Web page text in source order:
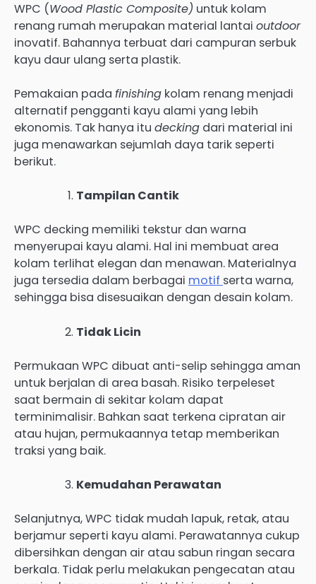
WPC (Wood Plastic Composite) untuk kolam
renang rumah merupakan material lantai outdoor
inovatif. Bahannya terbuat dari campuran serbuk
kayu daur ulang serta plastik.
Pemakaian pada finishing kolam renang menjadi
alternatif pengganti kayu alami yang lebih
ekonomis. Tak hanya itu decking dari material ini
juga menawarkan sejumlah daya tarik seperti
berikut.
Tampilan Cantik
WPC decking memiliki tekstur dan warna
menyerupai kayu alami. Hal ini membuat area
kolam terlihat elegan dan menawan. Materialnya
juga tersedia dalam berbagai motif serta warna,
sehingga bisa disesuaikan dengan desain kolam.
Tidak Licin
Permukaan WPC dibuat anti-selip sehingga aman
untuk berjalan di area basah. Risiko terpeleset
saat bermain di sekitar kolam dapat
terminimalisir. Bahkan saat terkena cipratan air
atau hujan, permukaannya tetap memberikan
traksi yang baik.
Kemudahan Perawatan
Selanjutnya, WPC tidak mudah lapuk, retak, atau
berjamur seperti kayu alami. Perawatannya cukup
dibersihkan dengan air atau sabun ringan secara
berkala. Tidak perlu melakukan pengecatan atau